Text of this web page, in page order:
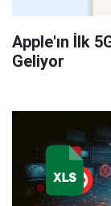
Apple'ın İlk
Geliyor